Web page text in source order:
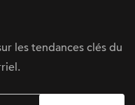
les tendances clés du